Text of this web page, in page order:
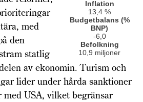
Inflation
13,4 %
Budgetbalans (%
BNP)
-6,0
Befolkning
10,9 miljoner
med
den
statlig
av ekonomin. Turism och
lider under hårda sanktioner
USA, vilket begränsar